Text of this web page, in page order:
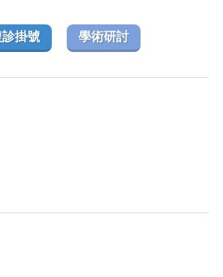
診掛號 學術研討